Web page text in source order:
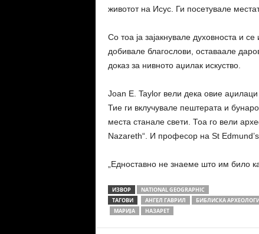
животот на Исус. Ги посетувале
Со тоа ја зајакнувале духовноста и
добивале благослови, оставаале
доказ за нивното аџилак искуство.
Joan E. Taylorвели дека овие аџилаци
Тие ги вклучувале пештерата и
места станале свети. Тоа го вели
Nazareth“. И професор на St
„Едноставно не знаеме што им било
ИЗВОР
NATIONAL GEOGRAPHIC
ТАГОВИ
АНГЕЛ ГАВРИЛ БИБЛИСКА
МАРИЈА
НАЗАРЕТ